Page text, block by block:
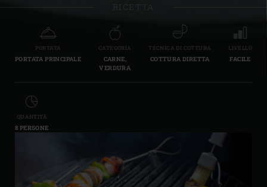
PORTATA
PORTATA PRINCIPALE
CATEGORIA
CARNE,
VERDURA
TECNICA DI COTTURA
COTTURA DIRETTA
LIVELLO
FACILE
QUANTITÀ
8 PERSONE